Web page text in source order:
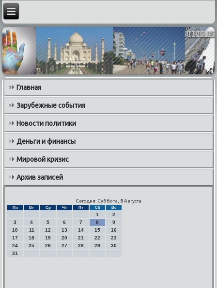
Главная
Зарубежные события
Новости политики
Деньги и финансы
Мировой кризис
Архив записей
Сегодня: Суббота, 8 Августа
Пн Вт Ср Чт Пт Сб Вс
1
2
3
4 5 6 7 8
9
10
11 12 13 14 15
16
17
18 19 20 21 22
23
24
25 26 27 28 29
30
31